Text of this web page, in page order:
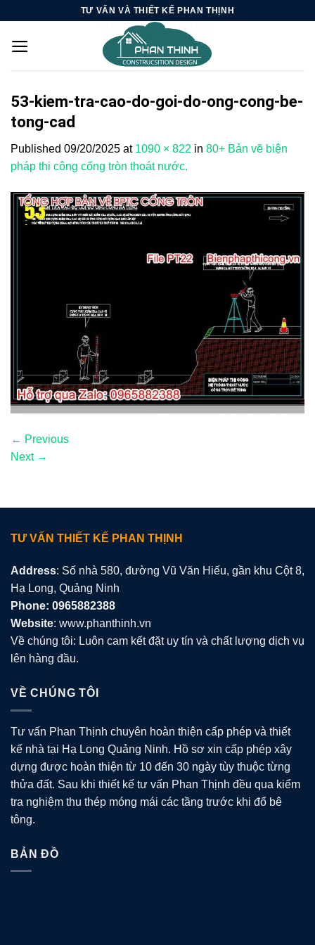
content
TƯ VẤN VÀ THIẾT KẾ PHAN THỊNH
53-kiem-tra-cao-do-goi-do-ong-cong-be-
tong-cad
Published 09/20/2025 at 1090 × 822 in 80+ Bản vẽ biện
pháp thi công cống tròn thoát nước.
← Previous
Next →
TƯ VẤN THIẾT KẾ PHAN THỊNH
Address: Số nhà 580, đường Vũ Văn Hiếu, gần khu Cột 8,
Hạ Long, Quảng Ninh
Phone: 0965882388
Website: www.phanthinh.vn
Về chúng tôi: Luôn cam kết đặt uy tín và chất lượng dịch vụ
lên hàng đầu.
VỀ CHÚNG TÔI
Tư vấn Phan Thịnh chuyên hoàn thiện cấp phép và thiết
kế nhà tại Hạ Long Quảng Ninh. Hồ sơ xin cấp phép xây
dựng được hoàn thiện từ 10 đến 30 ngày tùy thuộc từng
thửa đất. Sau khi thiết kế tư vấn Phan Thịnh đều qua kiểm
tra nghiệm thu thép móng mái các tầng trước khi đổ bê
tông.
BẢN ĐỒ